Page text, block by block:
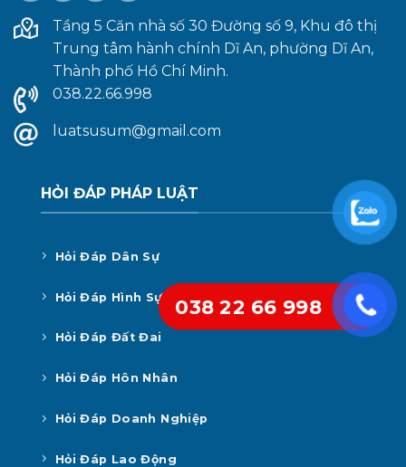
Tầng 5 Căn nhà số 30 Đường số 9, Khu đô thị
Trung tâm hành chính Dĩ An, phường Dĩ An,
Thành phố Hồ Chí Minh.
038.22.66.998
luatsusum@gmail.com
HỎI ĐÁP PHÁP LUẬT
Hỏi Đáp Dân Sự
Hỏi Đáp Hình Sự
Hỏi Đáp Đất Đai
Hỏi Đáp Hôn Nhân
Hỏi Đáp Doanh Nghiệp
Hỏi Đáp Lao Động
038 22 66 998